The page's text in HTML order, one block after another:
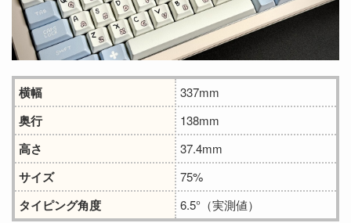
横幅 337‎mm
奥行 138mm
高さ 37.4mm
サイズ 75%
タイピング角度 6.5°（実測値）